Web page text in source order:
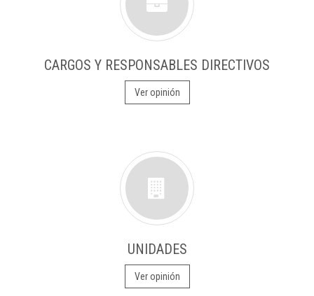
CARGOS Y RESPONSABLES DIRECTIVOS
Ver opinión
UNIDADES
Ver opinión